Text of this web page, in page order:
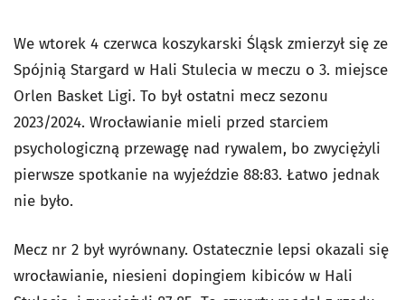
We wtorek 4 czerwca koszykarski Śląsk zmierzył się ze
Spójnią Stargard w Hali Stulecia w meczu o 3. miejsce
Orlen Basket Ligi. To był ostatni mecz sezonu
2023/2024. Wrocławianie mieli przed starciem
psychologiczną przewagę nad rywalem, bo zwyciężyli
pierwsze spotkanie na wyjeździe 88:83. Łatwo jednak
nie było.
Mecz nr 2 był wyrównany. Ostatecznie lepsi okazali się
wrocławianie, niesieni dopingiem kibiców w Hali